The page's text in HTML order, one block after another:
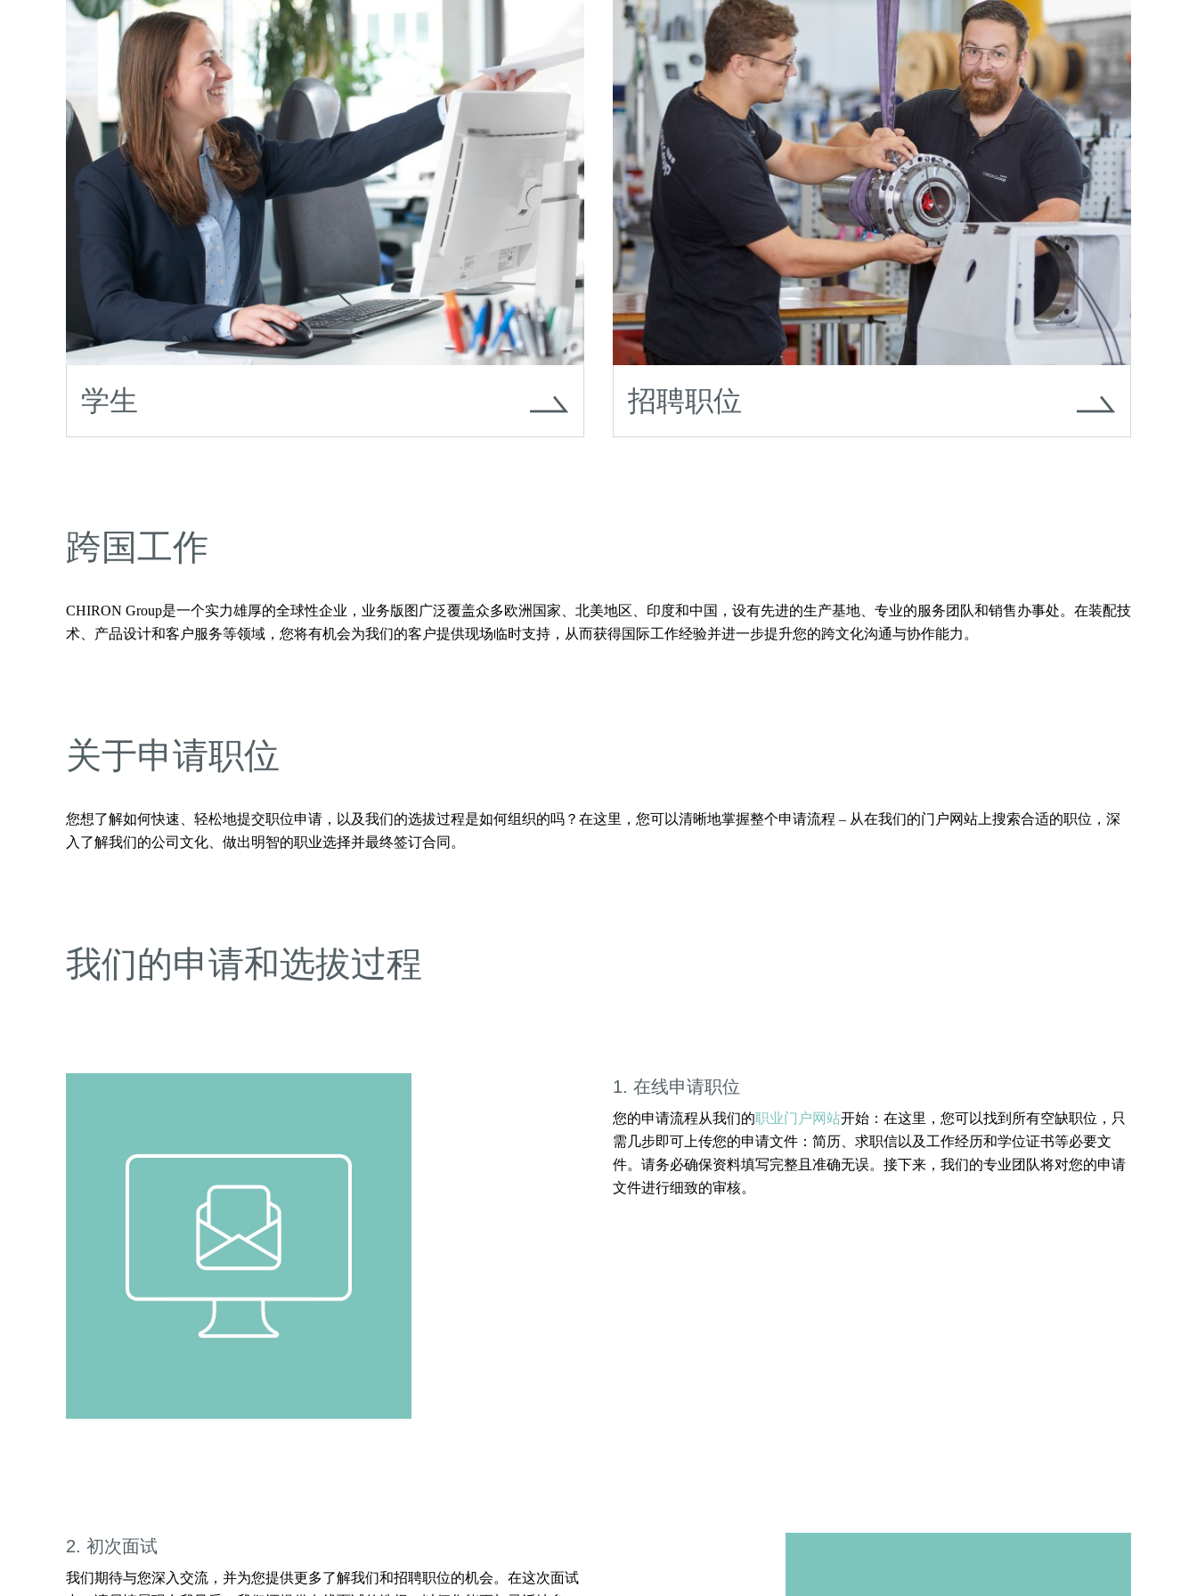
学生 招聘职位
跨国工作
CHIRON Group是一个实力雄厚的全球性企业，业务版图广泛覆盖众多欧洲国家、北美地区、印度和中国，设有先进的生产基地、专业的服务团队和销售办事处。在装配技
术、产品设计和客户服务等领域，您将有机会为我们的客户提供现场临时支持，从而获得国际工作经验并进一步提升您的跨文化沟通与协作能力。
关于申请职位
您想了解如何快速、轻松地提交职位申请，以及我们的选拔过程是如何组织的吗？在这里，您可以清晰地掌握整个申请流程 – 从在我们的门户网站上搜索合适的职位，深
入了解我们的公司文化、做出明智的职业选择并最终签订合同。
我们的申请和选拔过程
1. 在线申请职位
您的申请流程从我们的职业门户网站开始：在这里，您可以找到所有空缺职位，只
需几步即可上传您的申请文件：简历、求职信以及工作经历和学位证书等必要文
件。请务必确保资料填写完整且准确无误。接下来，我们的专业团队将对您的申请
文件进行细致的审核。
2. 初次面试
我们期待与您深入交流，并为您提供更多了解我们和招聘职位的机会。在这次面试